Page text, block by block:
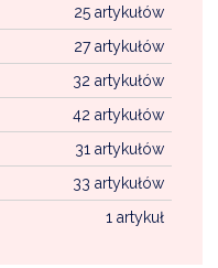
25 artykułów
27 artykułów
32 artykułów
42 artykułów
31 artykułów
33 artykułów
1 artykuł